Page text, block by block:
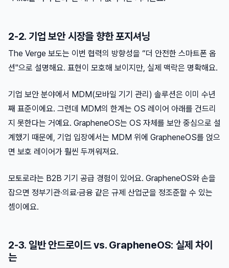
2-2. 기업 보안 시장을 향한 포지셔닝
The Verge 보도는 이번 협력의 방향성을 “더 안전한 스마트폰 옵
션"으로 설명해요. 표현이 모호해 보이지만, 실제 맥락은 명확해요.
기업 보안 분야에서 MDM(모바일 기기 관리) 솔루션은 이미 수년
째 표준이에요. 그런데 MDM의 한계는 OS 레이어 아래를 건드리
지 못한다는 거예요. GrapheneOS는 OS 자체를 보안 중심으로 설
계했기 때문에, 기업 입장에서는 MDM 위에 GrapheneOS를 얹으
면 보호 레이어가 훨씬 두꺼워져요.
모토로라는 B2B 기기 공급 경험이 있어요. GrapheneOS와 손을
잡으면 정부기관·의료·금융 같은 규제 산업군을 정조준할 수 있는
셈이에요.
2-3. 일반 안드로이드 vs. GrapheneOS: 실제 차이
는